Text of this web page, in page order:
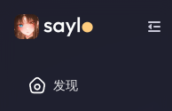
发现